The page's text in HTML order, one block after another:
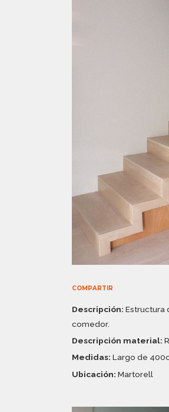
COMPARTIR
Descripción: Estructura
comedor.
Descripción material:
Medidas: Largo de
Ubicación: Martorell